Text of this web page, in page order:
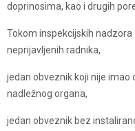
doprinosima, kao i drugih
Tokom inspekcijskih nadzora
neprijavljenih radnika,
jedan obveznik koji nije
nadležnog organa,
jedan obveznik bez